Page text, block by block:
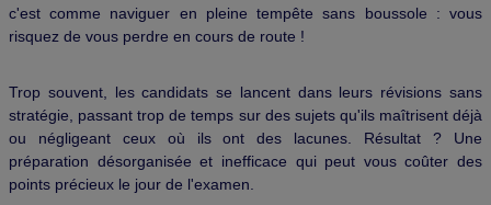
c'est comme naviguer en pleine tempête sans boussole : vous
risquez de vous perdre en cours de route !
Trop souvent, les candidats se lancent dans leurs révisions sans
stratégie, passant trop de temps sur des sujets qu'ils maîtrisent déjà
ou négligeant ceux où ils ont des lacunes. Résultat ? Une
préparation désorganisée et inefficace qui peut vous coûter des
points précieux le jour de l'examen.